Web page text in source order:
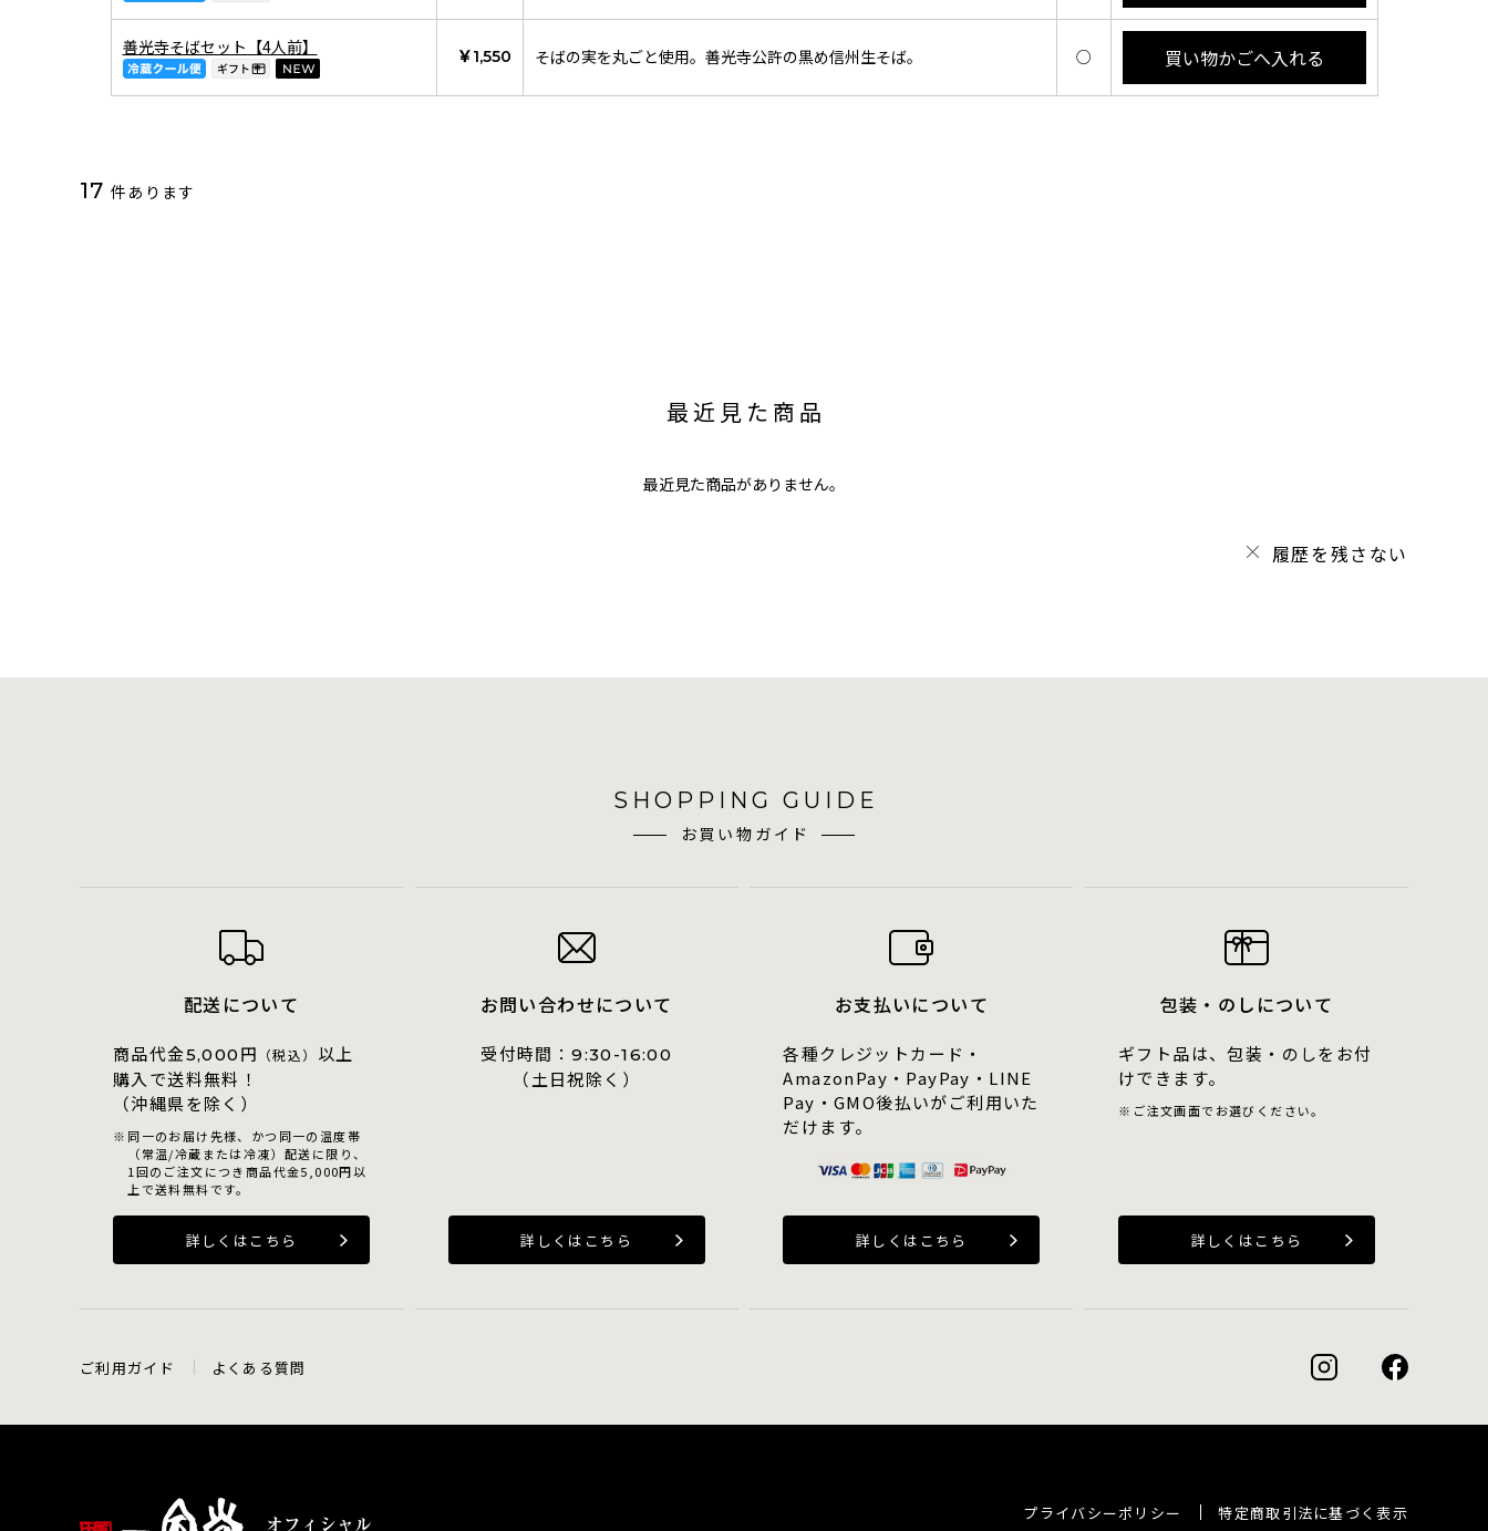
善光寺そばセット【4人前】 ￥1,550 そばの実を丸ごと使用。善光寺公許の黒め信州生そば。 ○ 買い物かごへ入れる
17 件あります
最近見た商品
最近見た商品がありません。
履歴を残さない
SHOPPING GUIDE
お買い物ガイド
配送について
商品代金5,000 円 （税込） 以上
購入で送料無料！
（沖縄県を除く）
同一のお届け先様、かつ同一の温度帯
（常温/冷蔵または冷凍）配送に限り、
1回のご注文につき商品代金5,000円以
上で送料無料です。
詳しくはこちら
お問い合わせについて
受付時間：9:30-16:00
（土日祝除く）
詳しくはこちら
お支払いについて
各種クレジットカード・
AmazonPay・PayPay・LINE
Pay・GMO後払いがご利用いた
だけます。
詳しくはこちら
包装・のしについて
ギフト品は、包装・のしをお付
けできます。
ご注文画面でお選びください。
詳しくはこちら
ご利用ガイド よくある質問
プライバシーポリシー 特定商取引法に基づく表示